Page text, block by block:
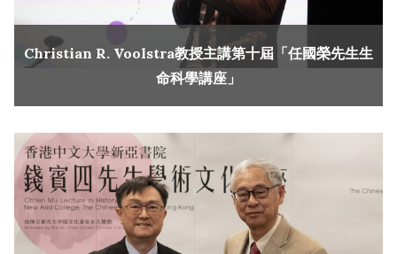
Christian R. Voolstra教授主講第十屆「任國榮先生生
命科學講座」